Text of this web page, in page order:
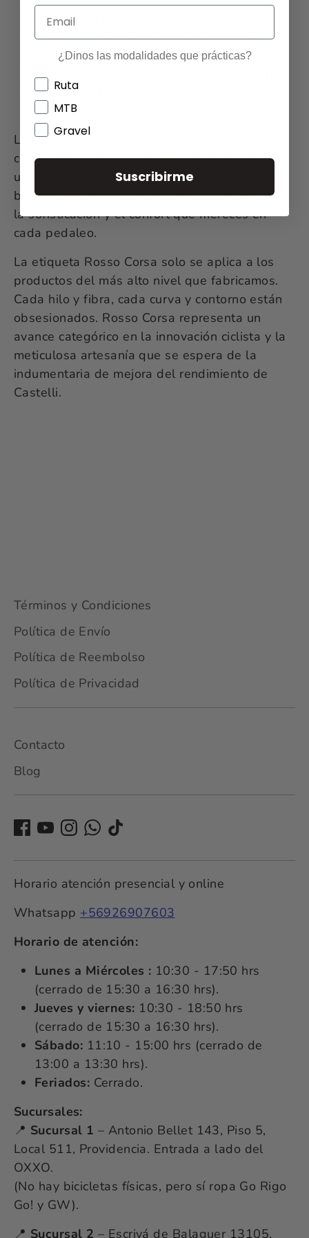
forma del pie.
Lengüeta reflectante en el centro de la
espalda
Almohadilla acolchada debajo del antepié
Hilos Meryl® Skinlife con iones de plata
antimicrobianos para reducir el olor
Los calcetines combinan tecnología avanzada
con materiales de alta calidad para ofrecerte
un rendimiento óptimo durante tus salidas en
bicicleta. Añádelos a tu equipo y experimenta
la sofisticación y el confort que mereces en
cada pedaleo.
La etiqueta Rosso Corsa solo se aplica a los
productos del más alto nivel que fabricamos.
Cada hilo y fibra, cada curva y contorno están
obsesionados. Rosso Corsa representa un
avance categórico en la innovación ciclista y la
meticulosa artesanía que se espera de la
indumentaria de mejora del rendimiento de
Castelli.
Términos y Condiciones
Política de Envío
Política de Reembolso
Política de Privacidad
Contacto
Blog
Horario atención presencial y online
Whatsapp +56926907603
Horario de atención:
Lunes a Miércoles : 10:30 - 17:50 hrs
(cerrado de 15:30 a 16:30 hrs).
Jueves y viernes: 10:30 - 18:50 hrs
(cerrado de 15:30 a 16:30 hrs).
Sábado: 11:10 - 15:00 hrs (cerrado de
13:00 a 13:30 hrs).
Feriados: Cerrado.
Sucursales:
📍 Sucursal 1 – Antonio Bellet 143, Piso 5,
Local 511, Providencia. Entrada a lado del
OXXO.
(No hay bicicletas físicas, pero sí ropa Go Rigo
Go! y GW).
📍 Sucursal 2 – Escrivá de Balaguer 13105,
¿Dinos las modalidades que prácticas?
Ruta
MTB
Gravel
Suscribirme